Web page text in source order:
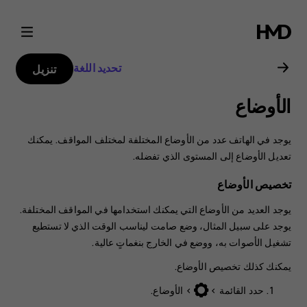
دليل
مستخدم
Nokia
3310
تحديد اللغة تنزيل
الأوضاع
يوجد في الهاتف عدد من الأوضاع المختلفة لمختلف المواقف. يمكنك
تعديل الأوضاع إلى المستوى الذي تفضله.
تخصيص الأوضاع
يوجد العديد من الأوضاع التي يمكنك استخدامها في المواقف المختلفة.
يوجد على سبيل المثال، وضع صامت ليناسب الوقت الذي لا تستطيع
تشغيل الأصوات به، ووضع في الخارج بنغماتٍ عالية.
يمكنك كذلك تخصيص الأوضاع.
حدد
>
> الأوضاع.